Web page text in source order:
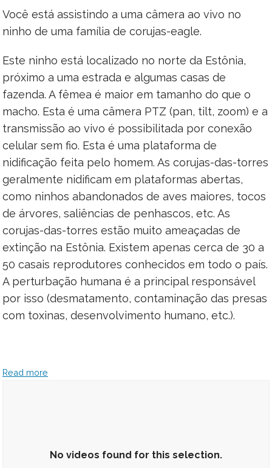
Você está assistindo a uma câmera ao vivo no
ninho de uma família de corujas-eagle.
Este ninho está localizado no norte da Estônia,
próximo a uma estrada e algumas casas de
fazenda. A fêmea é maior em tamanho do que o
macho. Esta é uma câmera PTZ (pan, tilt, zoom) e a
transmissão ao vivo é possibilitada por conexão
celular sem fio. Esta é uma plataforma de
nidificação feita pelo homem. As corujas-das-torres
geralmente nidificam em plataformas abertas,
como ninhos abandonados de aves maiores, tocos
de árvores, saliências de penhascos, etc. As
corujas-das-torres estão muito ameaçadas de
extinção na Estônia. Existem apenas cerca de 30 a
50 casais reprodutores conhecidos em todo o país.
A perturbação humana é a principal responsável
por isso (desmatamento, contaminação das presas
com toxinas, desenvolvimento humano, etc.).
Read more
No videos found for this selection.